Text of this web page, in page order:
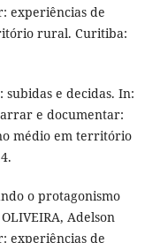
experiências de
rural. Curitiba:
subidas e decidas. In:
e documentar:
médio em território
o protagonismo
Adelson
experiências de